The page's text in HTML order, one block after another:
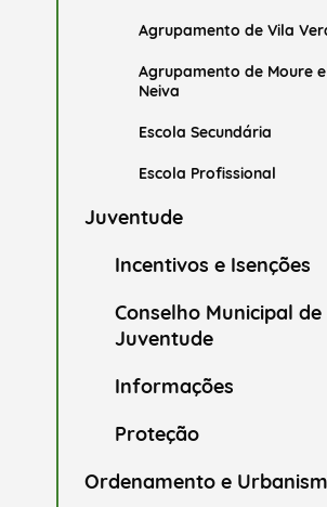
Agrupamento de Vila
Agrupamento de Moure
Neiva
Escola Secundária
Escola Profissional
Juventude
Incentivos e Isenções
Conselho Municipal de
Juventude
Informações
Proteção
Ordenamento e